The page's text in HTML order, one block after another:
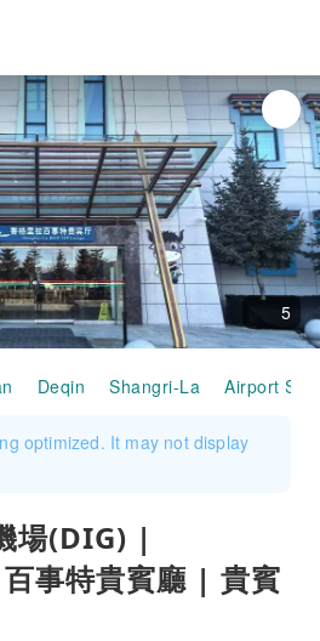
5
Deqin Shangri-La Airport
optimized. It may not display
場(DIG) |
事特貴賓廳 | 貴賓